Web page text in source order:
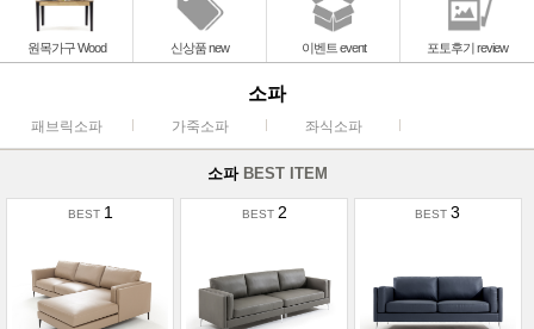
원목가구 Wood 신상품 new 이벤트 event 포토후기 review
소파
패브릭소파 가죽소파 좌식소파
소파 BEST ITEM
1 2 3